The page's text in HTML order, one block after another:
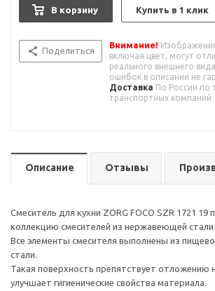
В корзину Купить в 1 клик
Поделиться
Внимание!
включая цвет, могут
реального внешнего
ошибок в описании не
Доставка По России по
транспортных компаний
Описание Отзывы
Смеситель для кухни ZORG FOCO SZR 1721 19
коллекцию смесителей из нержавеющей
Все элементы смесителя выполнены из
стали.
Такая поверхность препятствует отложению
улучшает гигиенические свойства материала.